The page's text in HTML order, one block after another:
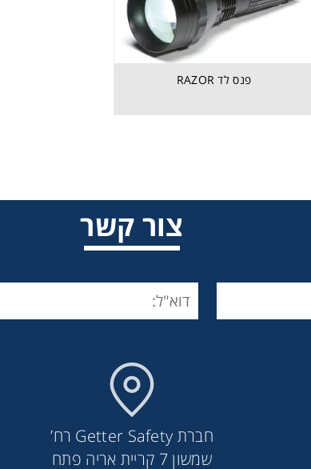
פנס לד RAZOR
צור קשר
חברת Getter Safety רח’
שמשון 7 קריית אריה פתח